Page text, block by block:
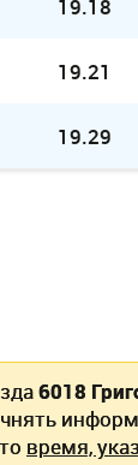
19.18
19.21
19.29
6018
время,